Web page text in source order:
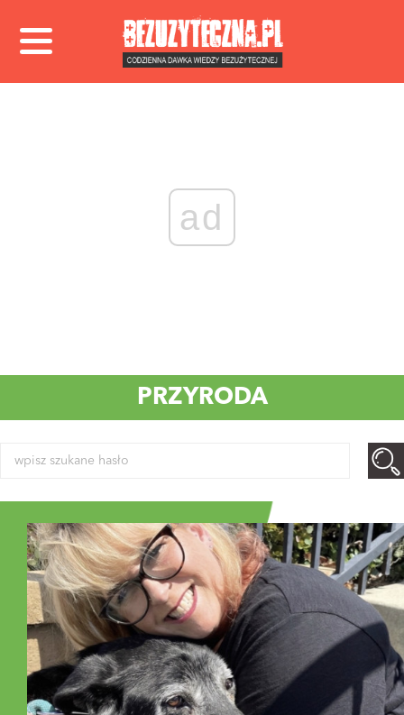
ad
PRZYRODA